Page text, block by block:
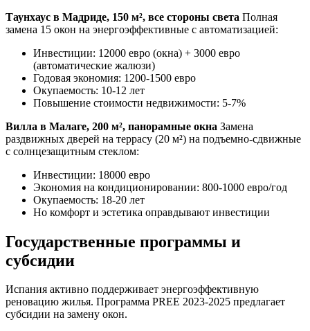
Таунхаус в Мадриде, 150 м², все стороны света Полная
замена 15 окон на энергоэффективные с автоматизацией:
Инвестиции: 12000 евро (окна) + 3000 евро
(автоматические жалюзи)
Годовая экономия: 1200-1500 евро
Окупаемость: 10-12 лет
Повышение стоимости недвижимости: 5-7%
Вилла в Малаге, 200 м², панорамные окна Замена
раздвижных дверей на террасу (20 м²) на подъемно-сдвижные
с солнцезащитным стеклом:
Инвестиции: 18000 евро
Экономия на кондиционировании: 800-1000 евро/год
Окупаемость: 18-20 лет
Но комфорт и эстетика оправдывают инвестиции
Государственные программы и
субсидии
Испания активно поддерживает энергоэффективную
реновацию жилья. Программа PREE 2023-2025 предлагает
субсидии на замену окон.